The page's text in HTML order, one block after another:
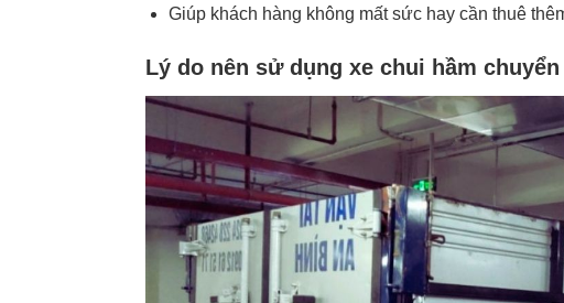
Giúp khách hàng không mất sức hay cần thuê
Lý do nên sử dụng xe chui hầm